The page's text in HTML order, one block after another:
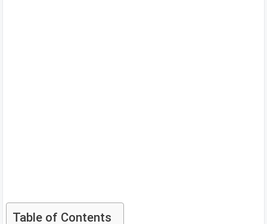
Table of Contents